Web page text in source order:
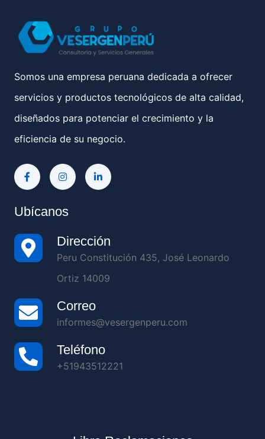
Somos una empresa peruana dedicada a ofrecer
servicios y productos tecnológicos de alta calidad,
diseñados para potenciar el crecimiento y la
eficiencia de su negocio.
Ubícanos
Dirección
Peru Constitución 435, José Leonardo
Ortiz 14009
Correo
informes@vesergenperu.com
Teléfono
+51943512221